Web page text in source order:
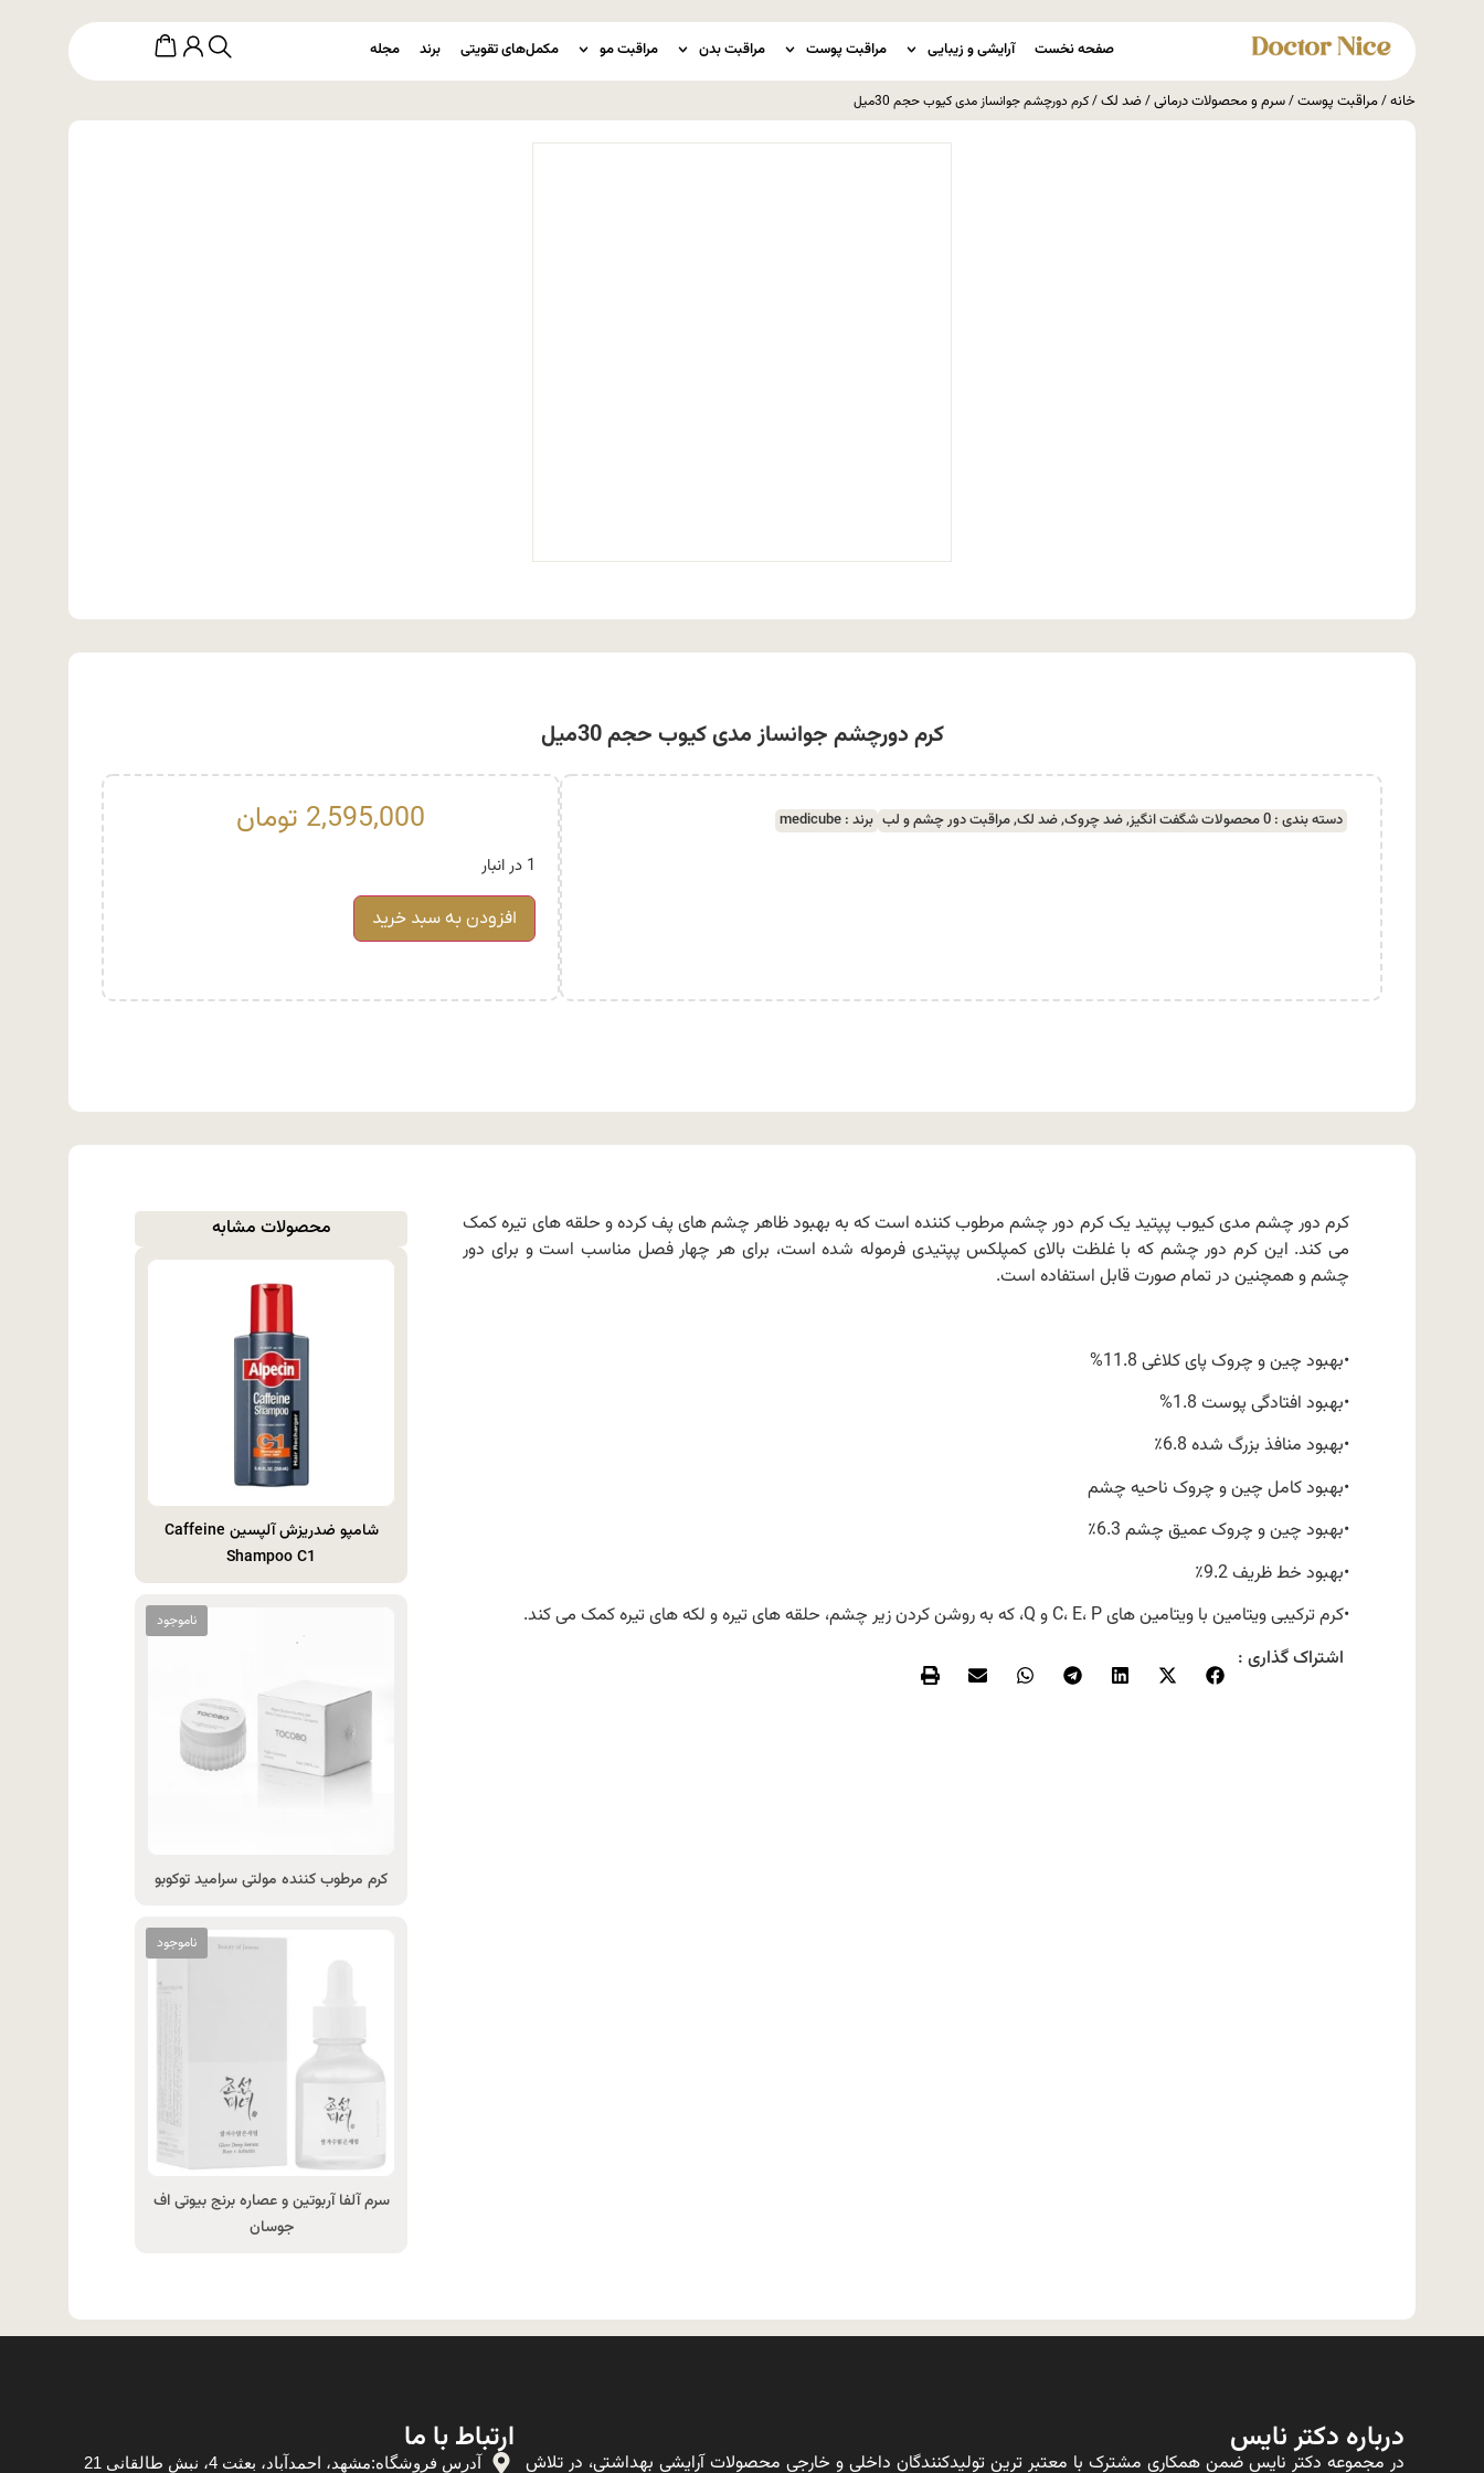
صفحه نخست آرایشی و زیبایی مراقبت پوست مراقبت بدن مراقبت مو مکمل‌های تقویتی برند مجله
خانه/مراقبت پوست/سرم و محصولات درمانی/ضد لک/ کرم دورچشم جوانساز مدی کیوب حجم 30میل
کرم دورچشم جوانساز مدی کیوب حجم 30میل
دسته بندی : 0 محصولات شگفت انگیز ,ضد چروک,ضد لک,مراقبت دور چشم و لب برند : medicube
2,595,000 تومان
1 در انبار
افزودن به سبد خرید
کرم دور چشم مدی کیوب پپتید یک کرم دور چشم مرطوب کننده است که به بهبود ظاهر چشم های پف کرده و حلقه های تیره کمک
می کند. این کرم دور چشم که با غلظت بالای کمپلکس پپتیدی فرموله شده است، برای هر چهار فصل مناسب است و برای دور
چشم و همچنین در تمام صورت قابل استفاده است.
•بهبود چین و چروک پای کلاغی 11.8%
•بهبود افتادگی پوست 1.8%
•بهبود منافذ بزرگ شده 6.8٪
•بهبود کامل چین و چروک ناحیه چشم
•بهبود چین و چروک عمیق چشم 6.3٪
•بهبود خط ظریف 9.2٪
•کرم ترکیبی ویتامین با ویتامین های C، E، P و Q، که به روشن کردن زیر چشم، حلقه های تیره و لکه های تیره کمک می کند.
اشتراک گذاری :
محصولات مشابه
شامپو ضدريزش آلپسین Caffeine
Shampoo C1
کرم مرطوب کننده مولتی سرامید توکوبو
سرم آلفا آربوتین و عصاره برنج بیوتی اف
جوسان
درباره دکتر نایس
در مجموعه دکتر نایس ضمن همکاری مشترک با معتبر ترین تولیدکنندگان داخلی و خارجی محصولات آرایشی بهداشتی، در تلاش
ارتباط با ما
آدرس فروشگاه:مشهد، احمدآباد، بعثت 4، نبش طالقانی 21